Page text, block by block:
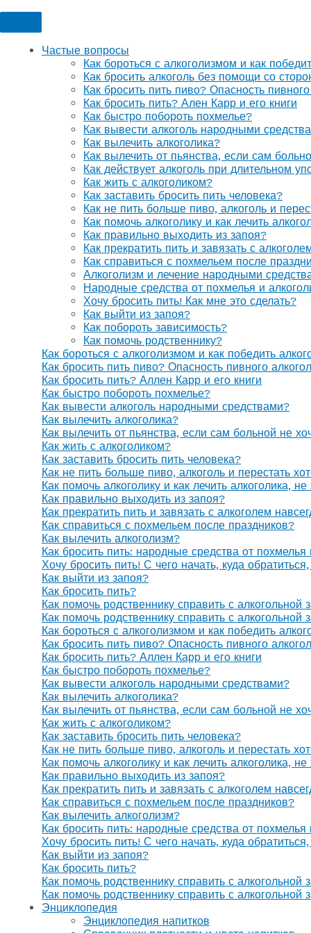
Частые вопросы
Как бороться с алкоголизмом и как
Как бросить алкоголь без помощи со
Как бросить пить пиво? Опасность
Как бросить пить? Ален Карр и его книги
Как быстро побороть похмелье?
Как вывести алкоголь народными
Как вылечить алкоголика?
Как вылечить от пьянства, если сам
Как действует алкоголь при длительном
Как жить с алкоголиком?
Как заставить бросить пить человека?
Как не пить больше пиво, алкоголь и
Как помочь алкоголику и как лечить
Как правильно выходить из запоя?
Как прекратить пить и завязать с
Как справиться с похмельем после
Алкоголизм и лечение народными
Народные средства от похмелья и
Хочу бросить пить! Как мне это сделать?
Как выйти из запоя?
Как побороть зависимость?
Как помочь родственнику?
Как бороться с алкоголизмом и как победить
Как бросить пить пиво? Опасность пивного
Как бросить пить? Аллен Карр и его книги
Как быстро побороть похмелье?
Как вывести алкоголь народными средствами?
Как вылечить алкоголика?
Как вылечить от пьянства, если сам больной не
Как жить с алкоголиком?
Как заставить бросить пить человека?
Как не пить больше пиво, алкоголь и перестать
Как помочь алкоголику и как лечить алкоголика,
Как правильно выходить из запоя?
Как прекратить пить и завязать с алкоголем
Как справиться с похмельем после праздников?
Как вылечить алкоголизм?
Как бросить пить: народные средства от похмелья
Хочу бросить пить! С чего начать, куда
Как выйти из запоя?
Как бросить пить?
Как помочь родственнику справить с алкогольной
Как помочь родственнику справить с алкогольной
Как бороться с алкоголизмом и как победить
Как бросить пить пиво? Опасность пивного
Как бросить пить? Аллен Карр и его книги
Как быстро побороть похмелье?
Как вывести алкоголь народными средствами?
Как вылечить алкоголика?
Как вылечить от пьянства, если сам больной не
Как жить с алкоголиком?
Как заставить бросить пить человека?
Как не пить больше пиво, алкоголь и перестать
Как помочь алкоголику и как лечить алкоголика,
Как правильно выходить из запоя?
Как прекратить пить и завязать с алкоголем
Как справиться с похмельем после праздников?
Как вылечить алкоголизм?
Как бросить пить: народные средства от похмелья
Хочу бросить пить! С чего начать, куда
Как выйти из запоя?
Как бросить пить?
Как помочь родственнику справить с алкогольной
Как помочь родственнику справить с алкогольной
Энциклопедия
Энциклопедия напитков